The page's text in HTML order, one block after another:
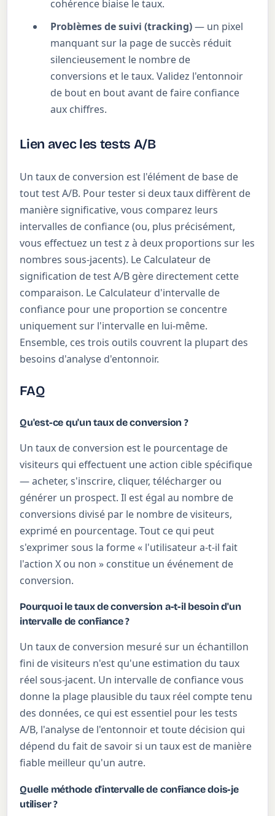
cohérence biaise le taux.
Problèmes de suivi (tracking)— un pixel
manquant sur la page de succès réduit
silencieusement le nombre de
conversions et le taux. Validez l'entonnoir
de bout en bout avant de faire confiance
aux chiffres.
Lien avec les tests A/B
Un taux de conversion est l'élément de base de
tout test A/B. Pour tester si deux taux diffèrent de
manière significative, vous comparez leurs
intervalles de confiance (ou, plus précisément,
vous effectuez un test z à deux proportions sur les
nombres sous-jacents). Le Calculateur de
signification de test A/B gère directement cette
comparaison. Le Calculateur d'intervalle de
confiance pour une proportion se concentre
uniquement sur l'intervalle en lui-même.
Ensemble, ces trois outils couvrent la plupart des
besoins d'analyse d'entonnoir.
FAQ
Qu'est-ce qu'un taux de conversion ?
Un taux de conversion est le pourcentage de
visiteurs qui effectuent une action cible spécifique
— acheter, s'inscrire, cliquer, télécharger ou
générer un prospect. Il est égal au nombre de
conversions divisé par le nombre de visiteurs,
exprimé en pourcentage. Tout ce qui peut
s'exprimer sous la forme « l'utilisateur a-t-il fait
l'action X ou non » constitue un événement de
conversion.
Pourquoi le taux de conversion a-t-il besoin d'un
intervalle de confiance ?
Un taux de conversion mesuré sur un échantillon
fini de visiteurs n'est qu'une estimation du taux
réel sous-jacent. Un intervalle de confiance vous
donne la plage plausible du taux réel compte tenu
des données, ce qui est essentiel pour les tests
A/B, l'analyse de l'entonnoir et toute décision qui
dépend du fait de savoir si un taux est de manière
fiable meilleur qu'un autre.
Quelle méthode d'intervalle de confiance dois-je
utiliser ?